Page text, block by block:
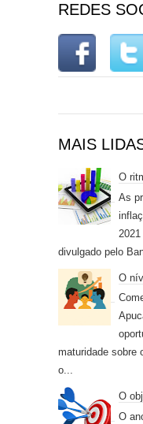
REDES
MAIS
O
As
divulgado pelo
O
maturidade sobre
o...
O
O